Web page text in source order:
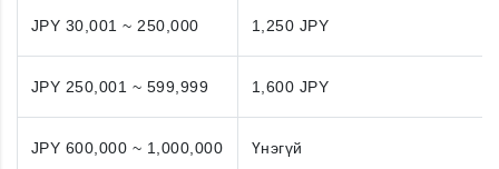
JPY 30,001 ~ 250,000 1,250 JPY
JPY 250,001 ~ 599,999 1,600 JPY
JPY 600,000 ~ 1,000,000 Үнэгүй